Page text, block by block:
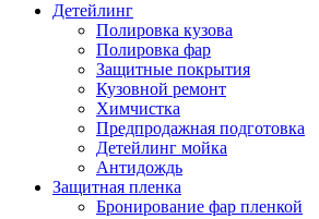
Детейлинг
Полировка кузова
Полировка фар
Защитные покрытия
Кузовной ремонт
Химчистка
Предпродажная подготовка
Детейлинг мойка
Антидождь
Защитная пленка
Бронирование фар пленкой